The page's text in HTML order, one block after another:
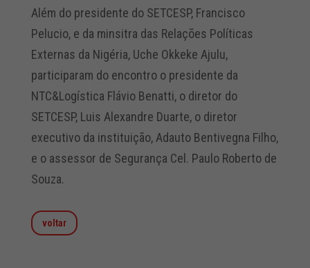
Além do presidente do SETCESP, Francisco
Pelucio, e da minsitra das Relações Políticas
Externas da Nigéria, Uche Okkeke Ajulu,
participaram do encontro o presidente da
NTC&Logística Flávio Benatti, o diretor do
SETCESP, Luis Alexandre Duarte, o diretor
executivo da instituição, Adauto Bentivegna Filho,
e o assessor de Segurança Cel. Paulo Roberto de
Souza.
voltar